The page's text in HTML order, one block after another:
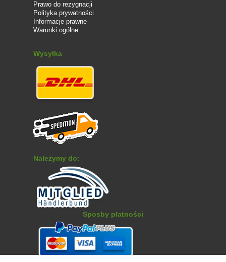
Prawo do rezygnacji
Polityka prywatności
Informacje prawne
Warunki ogólne
Wysyłka
Należymy do:
Sposby płatności